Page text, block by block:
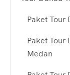
Paket Tour
Paket Tour
Medan